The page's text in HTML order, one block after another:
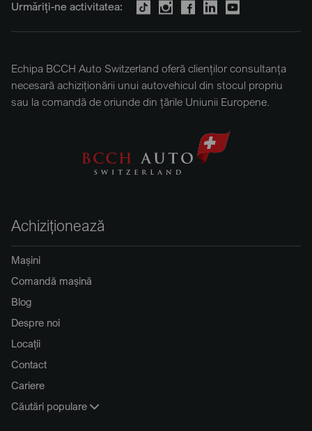
Urmăriți-ne activitatea:
Echipa BCCH Auto Switzerland oferă clienților consultanța
necesară achiziționării unui autovehicul din stocul propriu
sau la comandă de oriunde din țările Uniunii Europene.
Achiziționează
Mașini
Comandă mașină
Blog
Despre noi
Locații
Contact
Cariere
Căutări populare